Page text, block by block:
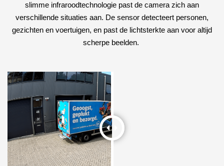
slimme infraroodtechnologie past de camera zich aan
verschillende situaties aan. De sensor detecteert personen,
gezichten en voertuigen, en past de lichtsterkte aan voor altijd
scherpe beelden.